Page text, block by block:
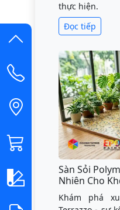
thực hiện.
Đọc tiếp
Sàn Sỏi
Nhiên Cho
Khám phá